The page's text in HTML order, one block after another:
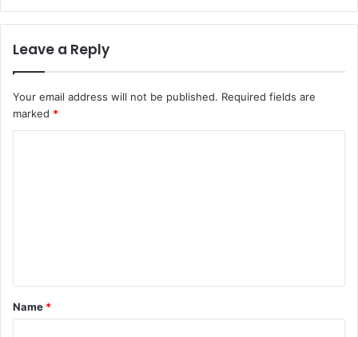
Leave a Reply
Your email address will not be published. Required fields are
marked *
t
*
Name *